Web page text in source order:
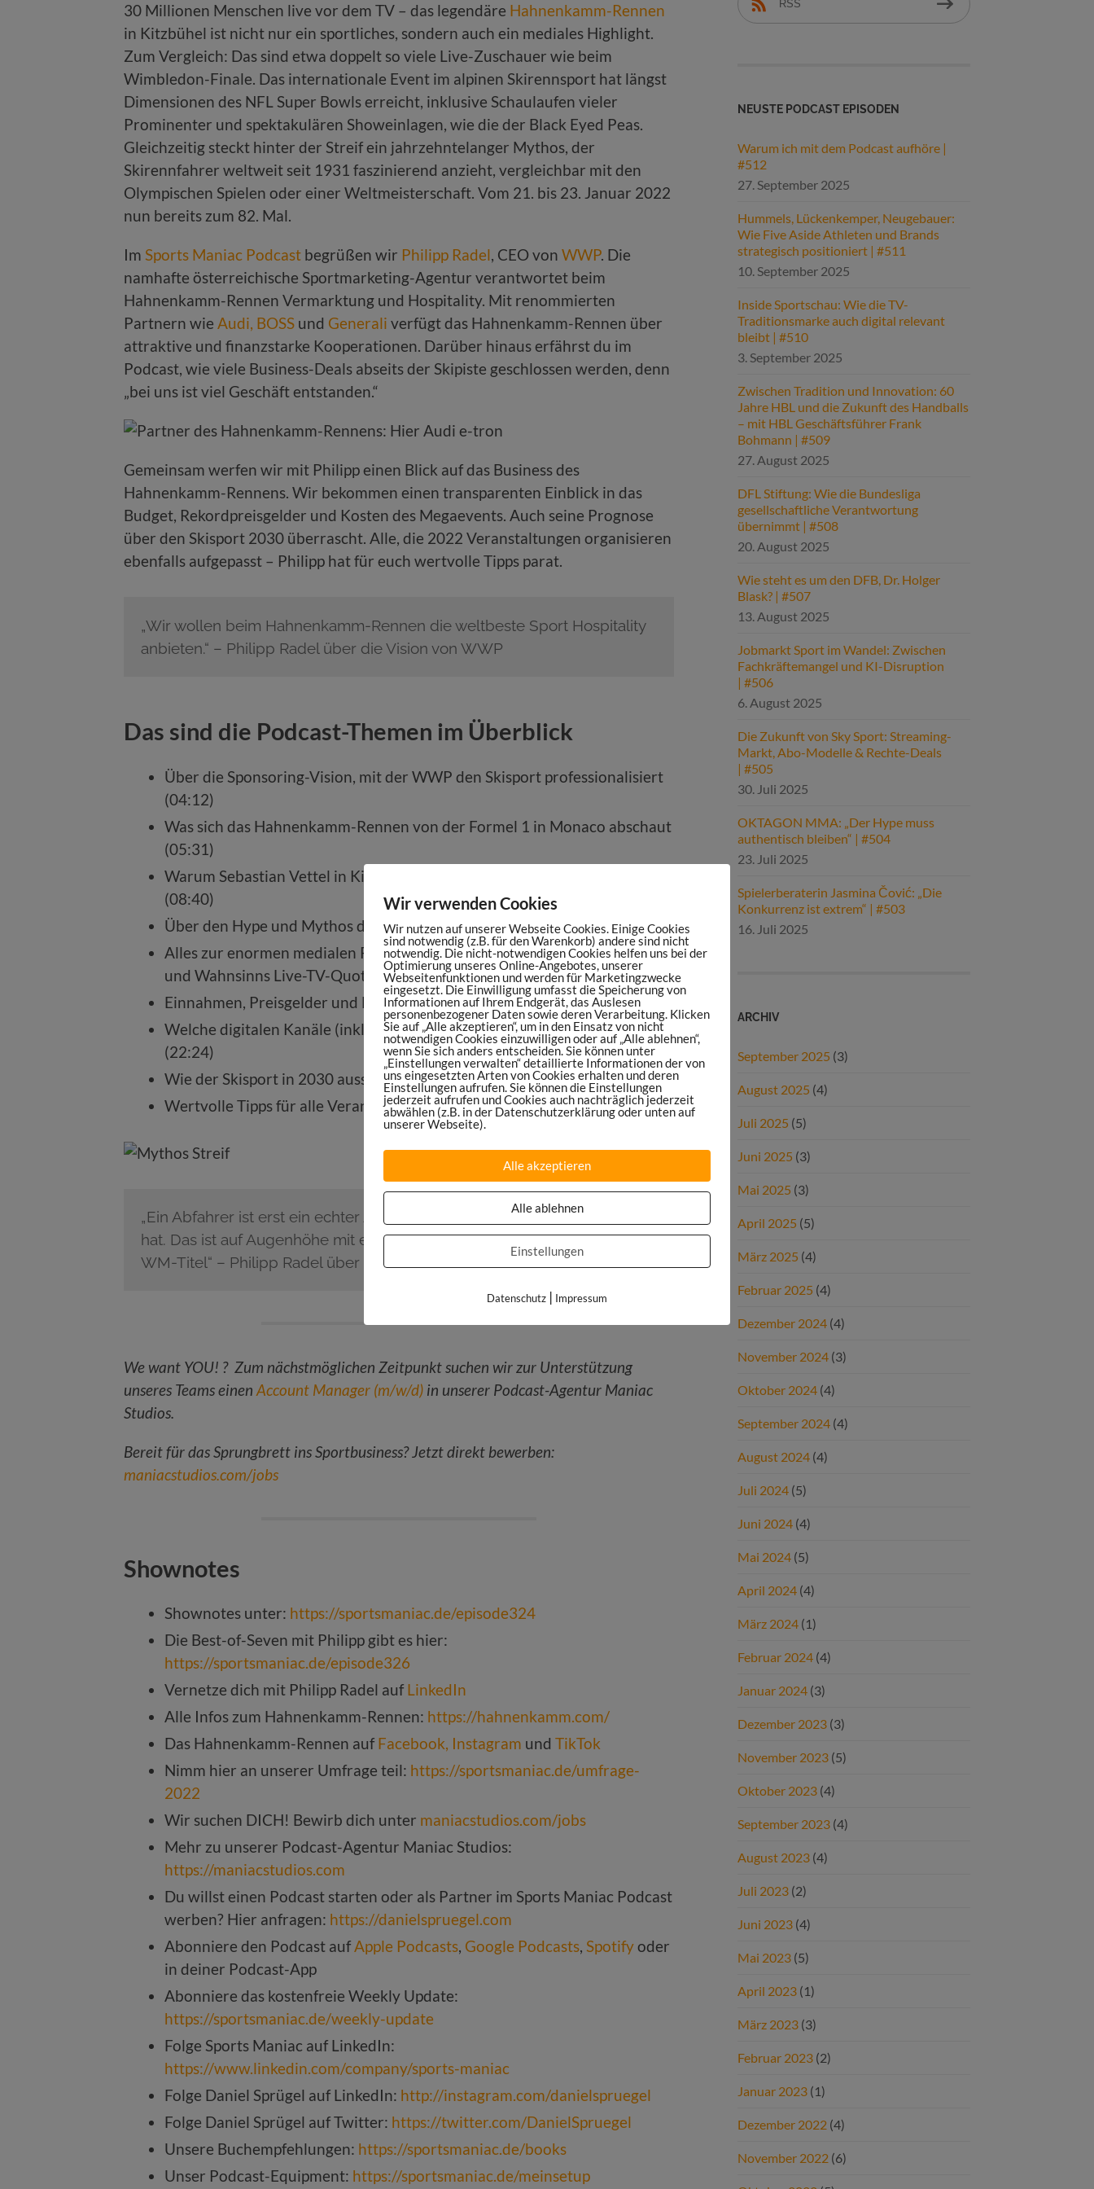
zu
regeln.
30 Millionen Menschen live vor dem TV – das legendäre Hahnenkamm-Rennen
in Kitzbühel ist nicht nur ein sportliches, sondern auch ein mediales Highlight.
Zum Vergleich: Das sind etwa doppelt so viele Live-Zuschauer wie beim
Wimbledon-Finale. Das internationale Event im alpinen Skirennsport hat längst
Dimensionen des NFL Super Bowls erreicht, inklusive Schaulaufen vieler
Prominenter und spektakulären Showeinlagen, wie die der Black Eyed Peas.
Gleichzeitig steckt hinter der Streif ein jahrzehntelanger Mythos, der
Skirennfahrer weltweit seit 1931 faszinierend anzieht, vergleichbar mit den
Olympischen Spielen oder einer Weltmeisterschaft. Vom 21. bis 23. Januar 2022
nun bereits zum 82. Mal.
Im Sports Maniac Podcast begrüßen wir Philipp Radel, CEO von WWP. Die
namhafte österreichische Sportmarketing-Agentur verantwortet beim
Hahnenkamm-Rennen Vermarktung und Hospitality. Mit renommierten
Partnern wie Audi, BOSS und Generali verfügt das Hahnenkamm-Rennen über
attraktive und finanzstarke Kooperationen. Darüber hinaus erfährst du im
Podcast, wie viele Business-Deals abseits der Skipiste geschlossen werden, denn
„bei uns ist viel Geschäft entstanden.“
Gemeinsam werfen wir mit Philipp einen Blick auf das Business des
Hahnenkamm-Rennens. Wir bekommen einen transparenten Einblick in das
Budget, Rekordpreisgelder und Kosten des Megaevents. Auch seine Prognose
über den Skisport 2030 überrascht. Alle, die 2022 Veranstaltungen organisieren
ebenfalls aufgepasst – Philipp hat für euch wertvolle Tipps parat.
„Wir wollen beim Hahnenkamm-Rennen die weltbeste Sport Hospitality
anbieten.“ – Philipp Radel über die Vision von WWP
Das sind die Podcast-Themen im Überblick
Über die Sponsoring-Vision, mit der WWP den Skisport professionalisiert
(04:12)
Was sich das Hahnenkamm-Rennen von der Formel 1 in Monaco abschaut
(05:31)
Warum Sebastian Vettel in Kitzbühel das erste Mal auf Skiern stand
(08:40)
Über den Hype und Mythos der Streif (12:13)
Alles zur enormen medialen Reichweite mit 100.000 Zuschauern vor Ort
und Wahnsinns Live-TV-Quoten (16:23)
Einnahmen, Preisgelder und Budget des Events (17:44)
Welche digitalen Kanäle (inkl. TikTok) das Hahnenkamm-Rennen bespielt
(22:24)
Wie der Skisport in 2030 aussieht (25:30)
Wertvolle Tipps für alle Veranstalter (30:57)
„Ein Abfahrer ist erst ein echter Abfahrer, wenn er die Streif gewonnen
hat. Das ist auf Augenhöhe mit einer Olympia-Goldmedaille und einem
WM-Titel“ – Philipp Radel über den Mythos des Hahnenkamm-Rennens
We want YOU! ? Zum nächstmöglichen Zeitpunkt suchen wir zur Unterstützung
unseres Teams einen Account Manager (m/w/d) in unserer Podcast-Agentur Maniac
Studios.
Bereit für das Sprungbrett ins Sportbusiness? Jetzt direkt bewerben:
maniacstudios.com/jobs
Shownotes
Shownotes unter: https://sportsmaniac.de/episode324
Die Best-of-Seven mit Philipp gibt es hier:
https://sportsmaniac.de/episode326
Vernetze dich mit Philipp Radel auf LinkedIn
Alle Infos zum Hahnenkamm-Rennen: https://hahnenkamm.com/
Das Hahnenkamm-Rennen auf Facebook, Instagram und TikTok
Nimm hier an unserer Umfrage teil: https://sportsmaniac.de/umfrage-
2022
Wir suchen DICH! Bewirb dich unter maniacstudios.com/jobs
Mehr zu unserer Podcast-Agentur Maniac Studios:
https://maniacstudios.com
Du willst einen Podcast starten oder als Partner im Sports Maniac Podcast
werben? Hier anfragen: https://danielspruegel.com
Abonniere den Podcast aufApple Podcasts, Google Podcasts, Spotifyoder
in deiner Podcast-App
Abonniere das kostenfreie Weekly Update:
https://sportsmaniac.de/weekly-update
Folge Sports Maniac auf LinkedIn:
https://www.linkedin.com/company/sports-maniac
Folge Daniel Sprügel auf LinkedIn: http://instagram.com/danielspruegel
Folge Daniel Sprügel auf Twitter: https://twitter.com/DanielSpruegel
Unsere Buchempfehlungen: https://sportsmaniac.de/books
Unser Podcast-Equipment: https://sportsmaniac.de/meinsetup
RSS
NEUSTE PODCAST EPISODEN
Warum ich mit dem Podcast aufhöre |
#512
27. September 2025
Hummels, Lückenkemper, Neugebauer:
Wie Five Aside Athleten und Brands
strategisch positioniert | #511
10. September 2025
Inside Sportschau: Wie die TV-
Traditionsmarke auch digital relevant
bleibt | #510
3. September 2025
Zwischen Tradition und Innovation: 60
Jahre HBL und die Zukunft des Handballs
– mit HBL Geschäftsführer Frank
Bohmann | #509
27. August 2025
DFL Stiftung: Wie die Bundesliga
gesellschaftliche Verantwortung
übernimmt | #508
20. August 2025
Wie steht es um den DFB, Dr. Holger
Blask? | #507
13. August 2025
Jobmarkt Sport im Wandel: Zwischen
Fachkräftemangel und KI-Disruption
| #506
6. August 2025
Die Zukunft von Sky Sport: Streaming-
Markt, Abo-Modelle & Rechte-Deals
| #505
30. Juli 2025
OKTAGON MMA: „Der Hype muss
authentisch bleiben“ | #504
23. Juli 2025
Spielerberaterin Jasmina Čović: „Die
Konkurrenz ist extrem“ | #503
16. Juli 2025
ARCHIV
September 2025 (3)
August 2025 (4)
Juli 2025 (5)
Juni 2025 (3)
Mai 2025 (3)
April 2025 (5)
März 2025 (4)
Februar 2025 (4)
Dezember 2024 (4)
November 2024 (3)
Oktober 2024 (4)
September 2024 (4)
August 2024 (4)
Juli 2024 (5)
Juni 2024 (4)
Mai 2024 (5)
April 2024 (4)
März 2024 (1)
Februar 2024 (4)
Januar 2024 (3)
Dezember 2023 (3)
November 2023 (5)
Oktober 2023 (4)
September 2023 (4)
August 2023 (4)
Juli 2023 (2)
Juni 2023 (4)
Mai 2023 (5)
April 2023 (1)
März 2023 (3)
Februar 2023 (2)
Januar 2023 (1)
Dezember 2022 (4)
November 2022 (6)
Wir verwenden Cookies
Wir nutzen auf unserer Webseite Cookies. Einige Cookies
sind notwendig (z.B. für den Warenkorb) andere sind nicht
notwendig. Die nicht-notwendigen Cookies helfen uns bei der
Optimierung unseres Online-Angebotes, unserer
Webseitenfunktionen und werden für Marketingzwecke
eingesetzt. Die Einwilligung umfasst die Speicherung von
Informationen auf Ihrem Endgerät, das Auslesen
personenbezogener Daten sowie deren Verarbeitung. Klicken
Sie auf „Alle akzeptieren“, um in den Einsatz von nicht
notwendigen Cookies einzuwilligen oder auf „Alle ablehnen“,
wenn Sie sich anders entscheiden. Sie können unter
„Einstellungen verwalten“ detaillierte Informationen der von
uns eingesetzten Arten von Cookies erhalten und deren
Einstellungen aufrufen. Sie können die Einstellungen
jederzeit aufrufen und Cookies auch nachträglich jederzeit
abwählen (z.B. in der Datenschutzerklärung oder unten auf
unserer Webseite).
Alle akzeptieren
Alle ablehnen
Einstellungen
Datenschutz | Impressum